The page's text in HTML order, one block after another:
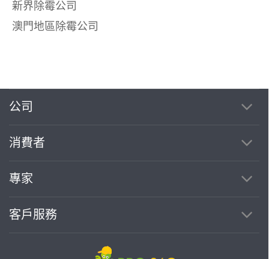
新界除霉公司
澳門地區除霉公司
公司
消費者
專家
客戶服務